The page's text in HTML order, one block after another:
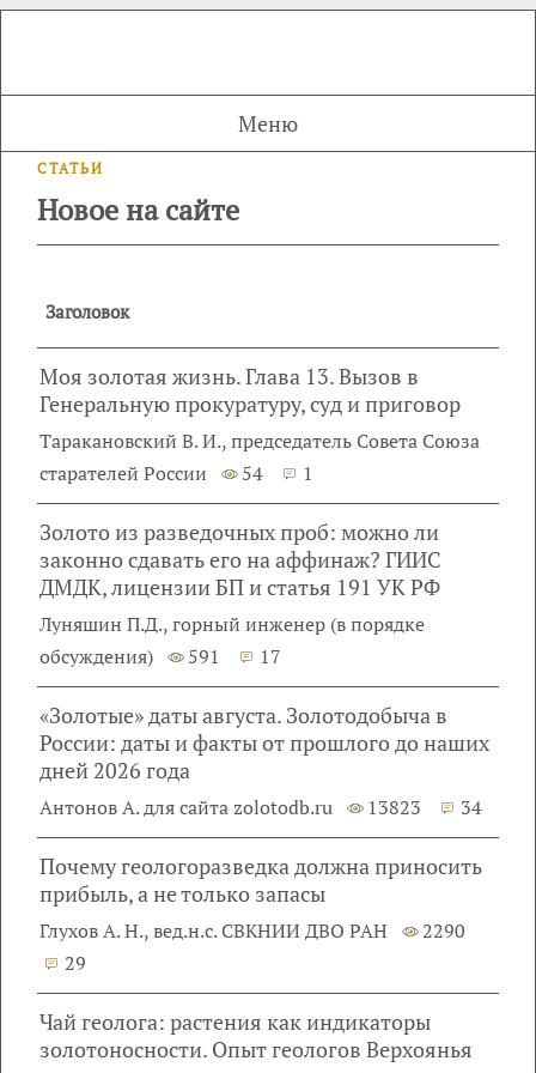
Меню
СТАТЬИ
Новое на сайте
Заголовок
Моя золотая жизнь. Глава 13. Вызов в
Генеральную прокуратуру, суд и приговор
Таракановский В. И., председатель Совета Союза
старателей России
54 1
Золото из разведочных проб: можно ли
законно сдавать его на аффинаж? ГИИС
ДМДК, лицензии БП и статья 191 УК РФ
Луняшин П.Д., горный инженер (в порядке
обсуждения)
591 17
«Золотые» даты августа. Золотодобыча в
России: даты и факты от прошлого до наших
дней 2026 года
Антонов А. для сайта zolotodb.ru 13823 34
Почему геологоразведка должна приносить
прибыль, а не только запасы
Глухов А. Н., вед.н.с. СВКНИИ ДВО РАН
2290
29
Чай геолога: растения как индикаторы
золотоносности. Опыт геологов Верхоянья